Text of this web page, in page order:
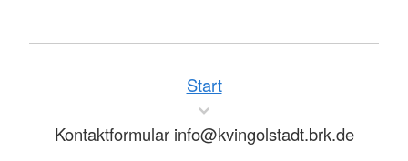
Start
Kontaktformular info@kvingolstadt.brk.de